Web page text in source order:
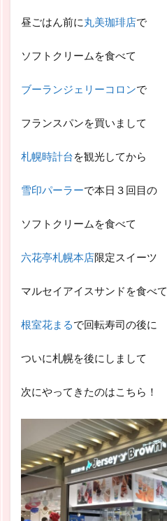
昼ごはん前に丸美珈琲店で
ソフトクリームを食べて
ブーランジェリーコロンで
フランスパンを買いまして
札幌時計台を観光してから
雪印パーラーで本日３回目の
ソフトクリームを食べて
六花亭札幌本店限定スイーツ
マルセイアイスサンドを食べて
根室花まるで回転寿司の後に
ついに札幌を後にしまして
次にやってきたのはこちら！